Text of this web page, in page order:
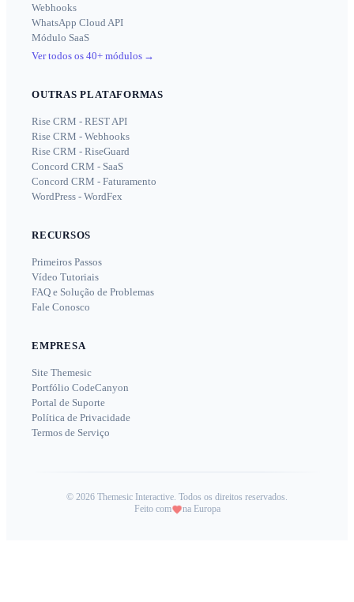
Webhooks
WhatsApp Cloud API
Módulo SaaS
Ver todos os 40+ módulos →
OUTRAS PLATAFORMAS
Rise CRM - REST API
Rise CRM - Webhooks
Rise CRM - RiseGuard
Concord CRM - SaaS
Concord CRM - Faturamento
WordPress - WordFex
RECURSOS
Primeiros Passos
Vídeo Tutoriais
FAQ e Solução de Problemas
Fale Conosco
EMPRESA
Site Themesic
Portfólio CodeCanyon
Portal de Suporte
Política de Privacidade
Termos de Serviço
© 2026 Themesic Interactive. Todos os direitos reservados.
Feito com
na Europa